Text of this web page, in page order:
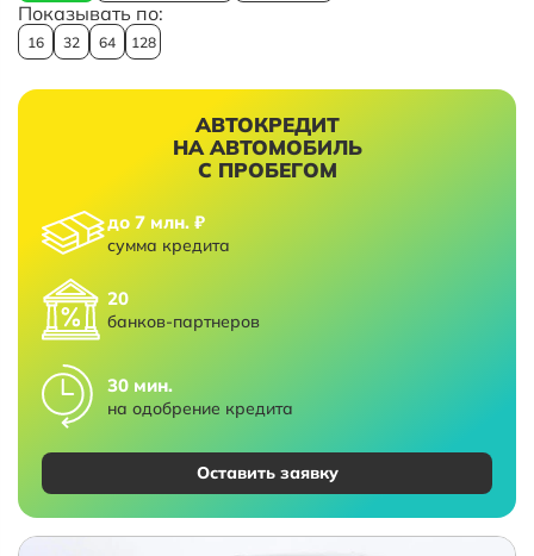
Показывать по:
16 32 64 128
АВТОКРЕДИТ
НА АВТОМОБИЛЬ
С ПРОБЕГОМ
до 7 млн. ₽
сумма кредита
20
банков-партнеров
30 мин.
на одобрение кредита
Оставить заявку